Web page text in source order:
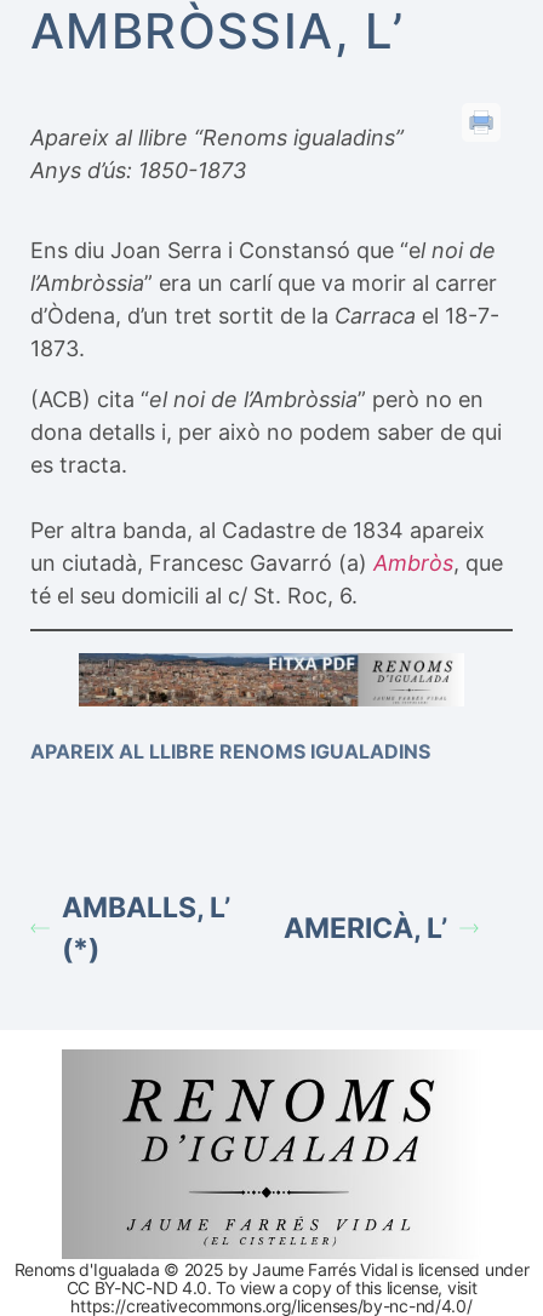
AMBRÒSSIA, L’
Apareix al llibre “Renoms igualadins”
Anys d’ús: 1850-1873
Ens diu Joan Serra i Constansó que “el noi de
l’Ambròssia” era un carlí que va morir al carrer
d’Òdena, d’un tret sortit de la Carraca el 18-7-
1873.
(ACB) cita “el noi de l’Ambròssia” però no en
dona detalls i, per això no podem saber de qui
es tracta.
Per altra banda, al Cadastre de 1834 apareix
un ciutadà, Francesc Gavarró (a) Ambròs, que
té el seu domicili al c/ St. Roc, 6.
APAREIX AL LLIBRE RENOMS IGUALADINS
AMBALLS, L’
(*)
AMERICÀ, L’
Renoms d'Igualada © 2025 by Jaume Farrés Vidal is licensed under
CC BY-NC-ND 4.0. To view a copy of this license, visit
https://creativecommons.org/licenses/by-nc-nd/4.0/